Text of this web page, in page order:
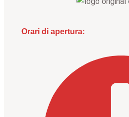
Orari di apertura: